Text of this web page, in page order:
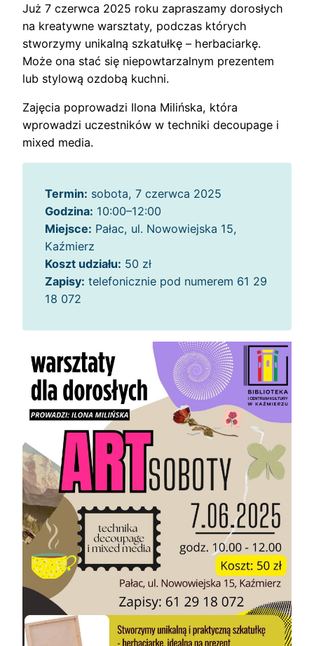
Już 7 czerwca 2025 roku zapraszamy dorosłych
na kreatywne warsztaty, podczas których
stworzymy unikalną szkatułkę – herbaciarkę.
Może ona stać się niepowtarzalnym prezentem
lub stylową ozdobą kuchni.
Zajęcia poprowadzi Ilona Milińska, która
wprowadzi uczestników w techniki decoupage i
mixed media.
Termin: sobota, 7 czerwca 2025
Godzina: 10:00–12:00
Miejsce: Pałac, ul. Nowowiejska 15,
Kaźmierz
Koszt udziału: 50 zł
Zapisy: telefonicznie pod numerem 61 29
18 072